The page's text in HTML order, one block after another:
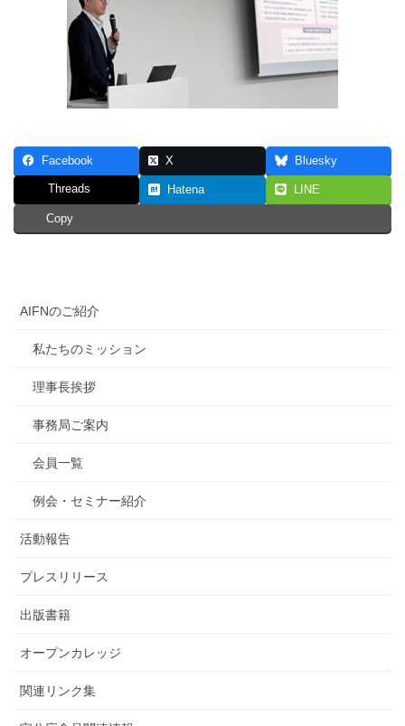
Facebook X Bluesky
Threads Hatena LINE
Copy
AIFNのご紹介
私たちのミッション
理事長挨拶
事務局ご案内
会員一覧
例会・セミナー紹介
活動報告
プレスリリース
出版書籍
オープンカレッジ
関連リンク集